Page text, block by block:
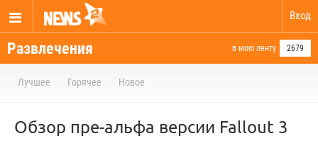
Вход
Развлечения в мою ленту 2679
Лучшее Горячее Новое
Обзор пре-альфа версии Fallout 3